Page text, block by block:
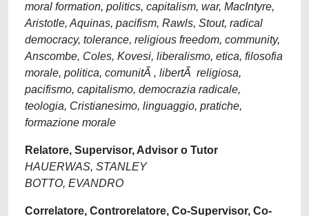
moral formation, politics, capitalism, war, MacIntyre,
Aristotle, Aquinas, pacifism, Rawls, Stout, radical
democracy, tolerance, religious freedom, community,
Anscombe, Coles, Kovesi, liberalismo, etica, filosofia
morale, politica, comunitÃ , libertÃ religiosa,
pacifismo, capitalismo, democrazia radicale,
teologia, Cristianesimo, linguaggio, pratiche,
formazione morale
Relatore, Supervisor, Advisor o Tutor
HAUERWAS, STANLEY
BOTTO, EVANDRO
Correlatore, Controrelatore, Co-Supervisor, Co-